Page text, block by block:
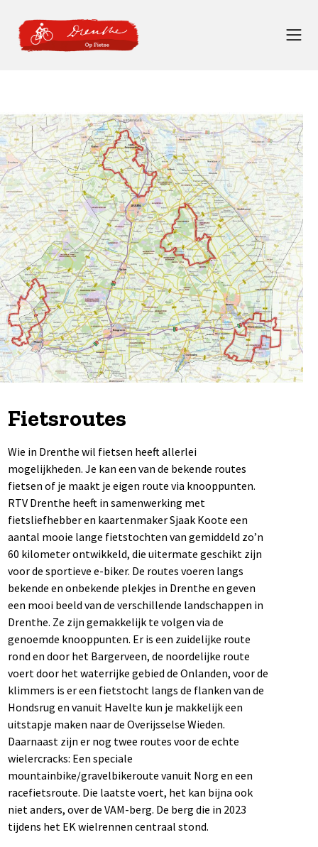
Fietsroutes
Wie in Drenthe wil fietsen heeft allerlei
mogelijkheden. Je kan een van de bekende routes
fietsen of je maakt je eigen route via knooppunten.
RTV Drenthe heeft in samenwerking met
fietsliefhebber en kaartenmaker Sjaak Koote een
aantal mooie lange fietstochten van gemiddeld zo’n
60 kilometer ontwikkeld, die uitermate geschikt zijn
voor de sportieve e-biker. De routes voeren langs
bekende en onbekende plekjes in Drenthe en geven
een mooi beeld van de verschillende landschappen in
Drenthe. Ze zijn gemakkelijk te volgen via de
genoemde knooppunten. Er is een zuidelijke route
rond en door het Bargerveen, de noordelijke route
voert door het waterrijke gebied de Onlanden, voor de
klimmers is er een fietstocht langs de flanken van de
Hondsrug en vanuit Havelte kun je makkelijk een
uitstapje maken naar de Overijsselse Wieden.
Daarnaast zijn er nog twee routes voor de echte
wielercracks: Een speciale
mountainbike/gravelbikeroute vanuit Norg en een
racefietsroute. Die laatste voert, het kan bijna ook
niet anders, over de VAM-berg. De berg die in 2023
tijdens het EK wielrennen centraal stond.